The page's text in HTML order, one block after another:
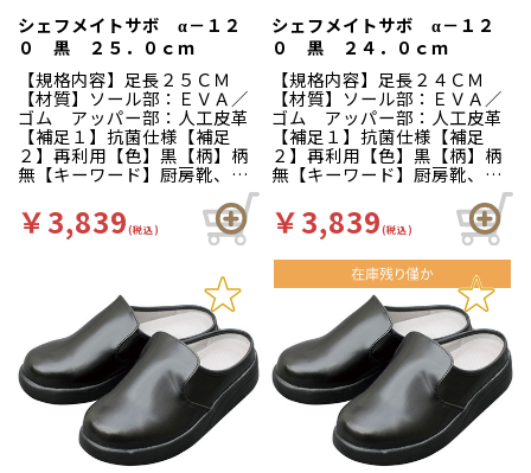
ートします。足幅ゆったり３
Ｅサイズ…つま先部分までゆ
ったりとした３Ｅ設計。かか
とが低いので脱ぎ履きしやす
くなっています。
ートします。足幅ゆったり３
Ｅサイズ…つま先部分までゆ
ったりとした３Ｅ設計。かか
とが低いので脱ぎ履きしやす
くなっています。
シェフメイトサボ α－１２
０ 黒 ２５．０ｃｍ
【規格内容】足長２５ＣＭ
【材質】ソール部：ＥＶＡ／
ゴム アッパー部：人工皮革
【補足１】抗菌仕様【補足
２】再利用【色】黒【柄】柄
無【キーワード】厨房靴、滑
りにくい、工場 カカトが低
く、脱ぎ履きしやすいサボタ
イプ。クッション性が良く、
疲れにくさや滑りにくさはα－
す。食品加工厨房用スニーカ
ー「シェフメイト」は清潔・
耐滑・快適を基本コンセプト
に開発されました。滑りにく
い…滑りにくい防滑グリット
ソールには他方向に効くウィ
ンドミルパターンを採用。滑
りやすい床や雨の日等にも優
れた防滑性を発揮します。疲
れにくい…靴自体が軽量で、
￥3,839(税込)
シェフメイトサボ α－１２
０ 黒 ２４．０ｃｍ
【規格内容】足長２４ＣＭ
【材質】ソール部：ＥＶＡ／
ゴム アッパー部：人工皮革
【補足１】抗菌仕様【補足
２】再利用【色】黒【柄】柄
無【キーワード】厨房靴、滑
りにくい、工場 カカトが低
く、脱ぎ履きしやすいサボタ
イプ。クッション性が良く、
疲れにくさや滑りにくさはα－
１００シリーズと同仕様で
す。食品加工厨房用スニーカ
ー「シェフメイト」は清潔・
耐滑・快適を基本コンセプト
に開発されました。滑りにく
い…滑りにくい防滑グリット
ソールには他方向に効くウィ
ンドミルパターンを採用。滑
りやすい床や雨の日等にも優
れた防滑性を発揮します。疲
れにくい…靴自体が軽量で、
￥3,839(税込)